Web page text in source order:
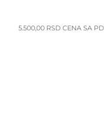
5.500,00 RSD CENA SA